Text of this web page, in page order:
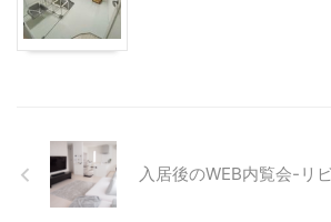
入居後のWEB内覧会-リ